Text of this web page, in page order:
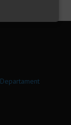
Departament